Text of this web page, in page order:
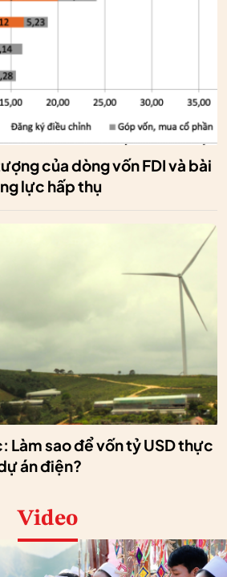
của dòng vốn FDI và bài
lực hấp thụ
Làm sao để vốn tỷ USD thực
án điện?
Video